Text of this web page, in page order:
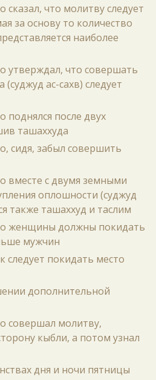
сказал, что молитву следует
за основу то количество
наиболее
утверждал, что совершать
ас-сахв) следует
поднялся после двух
ташаххуда
сидя, забыл совершить
вместе с двумя земными
оплошности (суджуд
также ташаххуд и таслим
женщины должны покидать
мужчин
следует покидать место
дополнительной
совершал молитву,
кыбли, а потом узнал
дня и ночи пятницы